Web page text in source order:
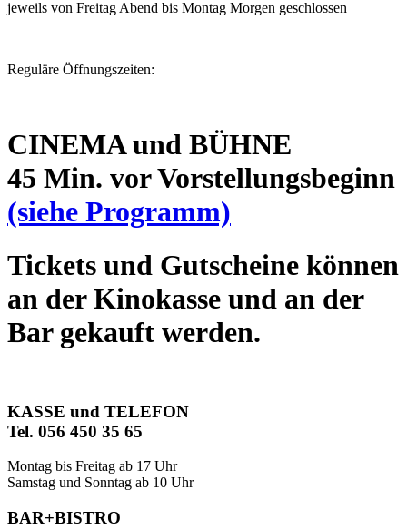
jeweils von Freitag Abend bis Montag Morgen geschlossen
Reguläre Öffnungszeiten:
CINEMA und BÜHNE
45 Min. vor Vorstellungsbeginn
(siehe Programm)
Tickets und Gutscheine können
an der Kinokasse und an der
Bar gekauft werden.
KASSE und TELEFON
Tel. 056 450 35 65
Montag bis Freitag ab 17 Uhr
Samstag und Sonntag ab 10 Uhr
BAR+BISTRO